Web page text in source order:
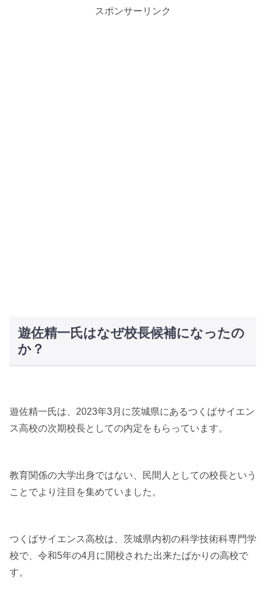
スポンサーリンク
遊佐精一氏はなぜ校長候補になったの
か？
遊佐精一氏は、2023年3月に茨城県にあるつくばサイエン
ス高校の次期校長としての内定をもらっています。
教育関係の大学出身ではない、民間人としての校長という
ことでより注目を集めていました。
つくばサイエンス高校は、茨城県内初の科学技術科専門学
校で、令和5年の4月に開校された出来たばかりの高校で
す。